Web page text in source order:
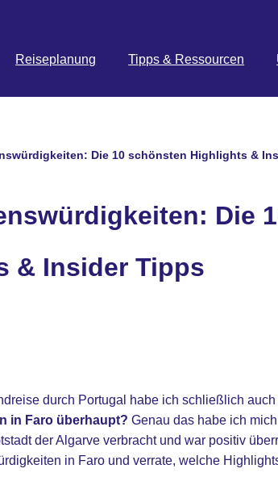
Reiseplanung Tipps & Ressourcen
Die 10 schönsten Highlights &
Die
& Insider Tipps
durch Portugal habe ich schließlich auch
in Faro überhaupt? Genau das habe ich
der Algarve verbracht und war positiv
in Faro und verrate, welche